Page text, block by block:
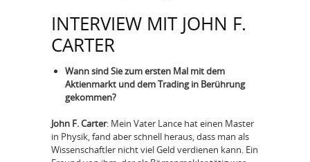
INTERVIEW MIT JOHN F.
CARTER
Wann sind Sie zum ersten Mal mit dem
Aktienmarkt und dem Trading in Berührung
gekommen?
John F. Carter: Mein Vater Lance hat einen Master
in Physik, fand aber schnell heraus, dass man als
Wissenschaftler nicht viel Geld verdienen kann. Ein